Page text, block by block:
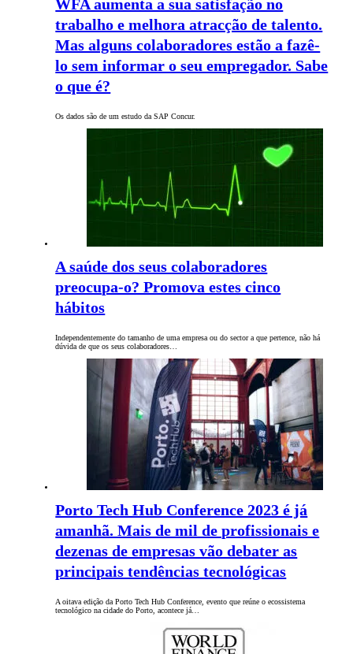
WFA aumenta a sua satisfação no
trabalho e melhora atracção de talento.
Mas alguns colaboradores estão a fazê-
lo sem informar o seu empregador. Sabe
o que é?
Os dados são de um estudo da SAP Concur.
A saúde dos seus colaboradores
preocupa-o? Promova estes cinco
hábitos
Independentemente do tamanho de uma empresa ou do sector a que pertence, não há
dúvida de que os seus colaboradores…
Porto Tech Hub Conference 2023 é já
amanhã. Mais de mil de profissionais e
dezenas de empresas vão debater as
principais tendências tecnológicas
A oitava edição da Porto Tech Hub Conference, evento que reúne o ecossistema
tecnológico na cidade do Porto, acontece já…